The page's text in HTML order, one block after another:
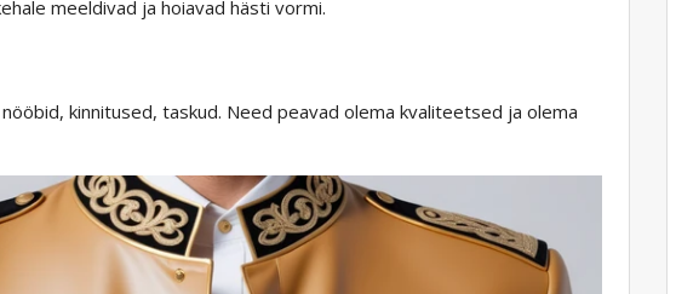
meeldivad ja hoiavad hästi vormi.
kinnitused, taskud. Need peavad olema kvaliteetsed ja olema